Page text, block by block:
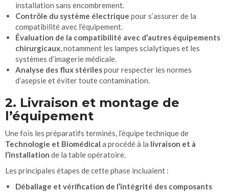
installation sans encombrement.
Contrôle du système électrique pour s’assurer de la
compatibilité avec l’équipement.
Évaluation de la compatibilité avec d’autres équipements
chirurgicaux, notamment les lampes scialytiques et les
systèmes d’imagerie médicale.
Analyse des flux stérilespour respecter les normes
d’asepsie et éviter toute contamination.
2. Livraison et montage de
l’équipement
Une fois les préparatifs terminés, l’équipe technique de
Technologie et Biomédical a procédé à la livraison et à
l’installation de la table opératoire.
Les principales étapes de cette phase incluaient :
Déballage et vérification de l’intégrité des composants